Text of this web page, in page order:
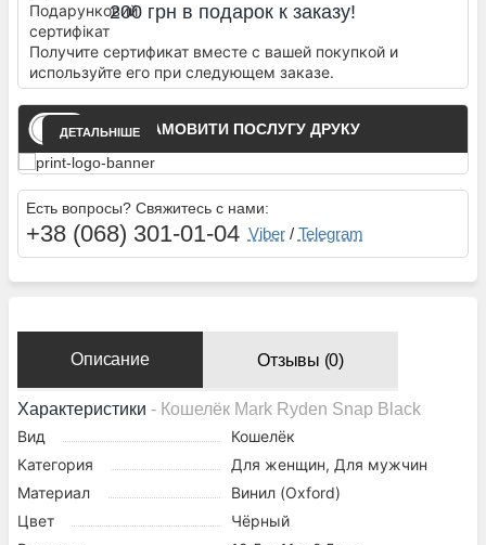
200 грн в подарок к заказу!
Получите сертификат вместе с вашей покупкой и
используйте его при следующем заказе.
ЗАМОВИТИ ПОСЛУГУ ДРУКУ
ДЕТАЛЬНІШЕ
Есть вопросы? Свяжитесь с нами:
+38 (068) 301-01-04 Viber/ Telegram
Описание Отзывы (0)
Характеристики - Кошелёк Mark Ryden Snap Black
Вид
Кошелёк
Категория
Для женщин, Для мужчин
Материал
Винил (Oxford)
Цвет
Чёрный